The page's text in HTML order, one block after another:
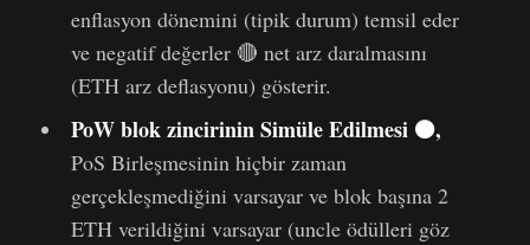
enflasyon dönemini (tipik durum) temsil eder
ve negatif değerler 🔴 net arz daralmasını
(ETH arz deflasyonu) gösterir.
PoW blok zincirinin Simüle Edilmesi 🟠,
PoS Birleşmesinin hiçbir zaman
gerçekleşmediğini varsayar ve blok başına 2
ETH verildiğini varsayar (uncle ödülleri göz